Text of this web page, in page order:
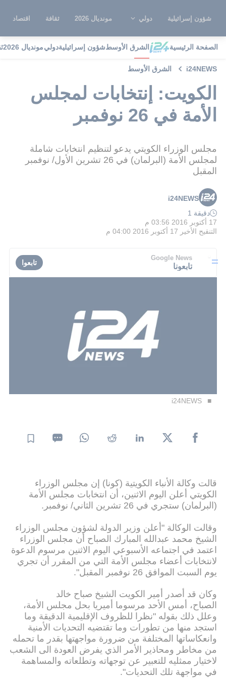
شؤون إسرائيلية دولي مونديال 2026 ثقافة اقتصاد
الصفحة الرئيسية الشرق الأوسطشؤون إسرائيليةدوليمونديال 2026
i24NEWS الشرق الأوسط
الكويت: إنتخابات لمجلس
الأمة في 26 نوفمبر
مجلس الوزراء الكويتي يدعو لتنظيم انتخابات شاملة
لمجلس الأمة (البرلمان) في 26 تشرين الأول/ نوفمبر
المقبل
i24NEWS
دقيقة 1
17 أكتوبر 2016 03:56 م
التنقيح الأخير 17 أكتوبر 2016 04:00 م
Google News
تابعونا تابعوا
i24NEWS
قالت وكالة الأنباء الكويتية (كونا) إن مجلس الوزراء
الكويتي أعلن اليوم الاثنين، أن انتخابات مجلس الأمة
(البرلمان) ستجري في 26 تشرين الثاني/ نوفمبر.
وقالت الوكالة "أعلن وزير الدولة لشؤون مجلس الوزراء
الشيخ محمد عبدالله المبارك الصباح أن مجلس الوزراء
اعتمد في اجتماعه الأسبوعي اليوم الاثنين مرسوم الدعوة
لانتخابات أعضاء مجلس الأمة التي من المقرر أن تجري
يوم السبت الموافق 26 نوفمبر المقبل".
وكان قد أصدر أمير الكويت الشيخ صباح خالد
الصباح، أمس الأحد مرسوما أميريا بحل مجلس الأمة،
وعلل ذلك بقوله "نظرا للظروف الإقليمية الدقيقة وما
استجد منها من تطورات وما تقتضيه التحديات الأمنية
وانعكاساتها المختلفة من ضرورة مواجهتها بقدر ما تحمله
من مخاطر ومحاذير الأمر الذي يفرض العودة الى الشعب
لاختيار ممثليه للتعبير عن توجهاته وتطلعاته والمساهمة
في مواجهة تلك التحديات".